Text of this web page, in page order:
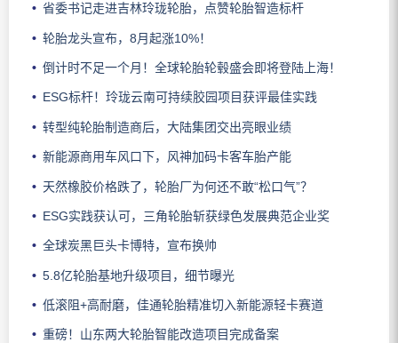
省委书记走进吉林玲珑轮胎，点赞轮胎智造标杆
轮胎龙头宣布，8月起涨10%！
倒计时不足一个月！全球轮胎轮毂盛会即将登陆上海！
ESG标杆！玲珑云南可持续胶园项目获评最佳实践
转型纯轮胎制造商后，大陆集团交出亮眼业绩
新能源商用车风口下，风神加码卡客车胎产能
天然橡胶价格跌了，轮胎厂为何还不敢“松口气”？
ESG实践获认可，三角轮胎斩获绿色发展典范企业奖
全球炭黑巨头卡博特，宣布换帅
5.8亿轮胎基地升级项目，细节曝光
低滚阻+高耐磨，佳通轮胎精准切入新能源轻卡赛道
重磅！山东两大轮胎智能改造项目完成备案